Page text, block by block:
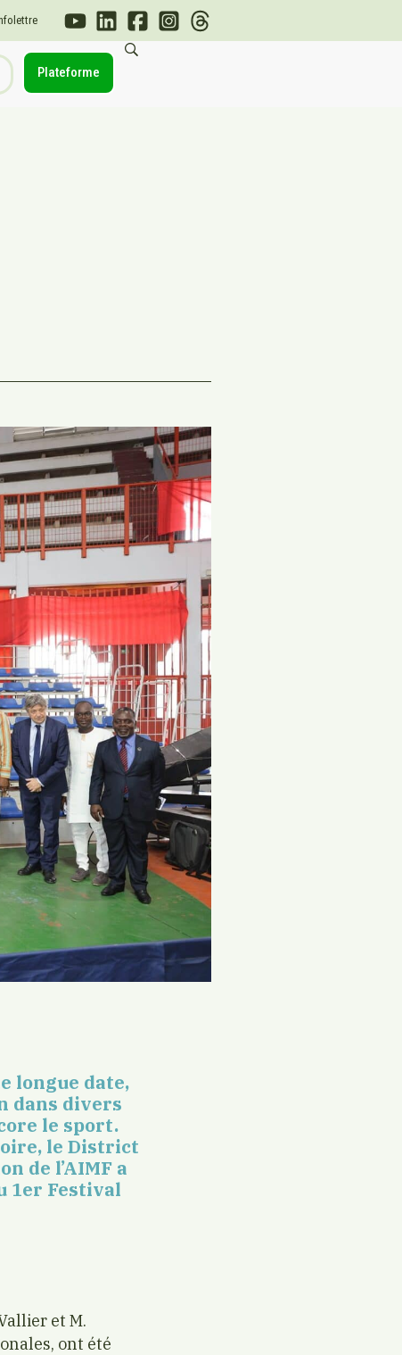
Plateforme
longue date,
dans divers
le sport.
le District
de l’AIMF a
1er Festival
et M.
ont été